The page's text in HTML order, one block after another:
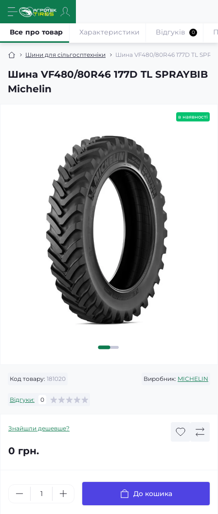
Шини для сільгосптехніки Шина VF480/80R46 177D TL
Шина VF480/80R46 177D TL SPRAYBIB
Michelin
Все про товар Характеристики Відгуків 0
в наявності
Код товару: 181020 Виробник: MICHELIN
Відгуки: 0
Знайшли дешевше?
0 грн.
До кошика